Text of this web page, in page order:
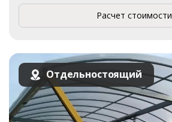
Расчет стоимости
Отдельностоящий